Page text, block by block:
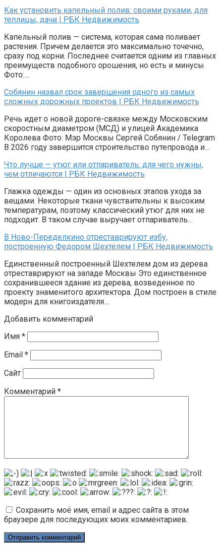
Как установить капельный полив: своими руками, для
теплицы, дачи | РБК Недвижимость
Капельный полив — система, которая сама поливает
растения. Причем делается это максимально точечно,
сразу под корни. Последнее считается одним из главных
преимуществ подобного орошения, но есть и минусы
Фото:…
Собянин назвал срок завершения одного из самых
сложных дорожных проектов | РБК Недвижимость
Речь идет о новой дороге-связке между Московским
скоростным диаметром (МСД) и улицей Академика
Королева Фото: Мэр Москвы Сергей Собянин / Telegram
В 2026 году завершится строительство путепровода и…
Что лучше — утюг или отпариватель: для чего нужны,
чем отличаются | РБК Недвижимость
Глажка одежды — один из основных этапов ухода за
вещами. Некоторые ткани чувствительны к высоким
температурам, поэтому классический утюг для них не
подходит. В таком случае выручает отпариватель…
В Ново-Переделкино отреставрируют избу,
построенную Федором Шехтелем | РБК Недвижимость
Единственный построенный Шехтелем дом из дерева
отреставрируют на западе Москвы Это единственное
сохранившееся здание из дерева, возведенное по
проекту знаменитого архитектора. Дом построен в стиле
модерн для книгоиздателя…
Добавить комментарий
Имя *
Email *
Сайт
Комментарий *
Сохранить моё имя, email и адрес сайта в этом
браузере для последующих моих комментариев.